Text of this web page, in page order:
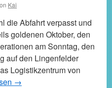
Kai
die Abfahrt verpasst und
goldenen Oktober, den
am Sonntag, den
auf den Lingenfelder
Logistikzentrum von
→